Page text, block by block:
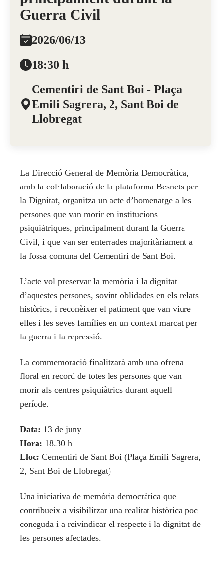
Guerra Civil
2026/06/13
18:30 h
Cementiri de Sant Boi - Plaça
Emili Sagrera, 2, Sant Boi de
Llobregat
La Direcció General de Memòria Democràtica,
amb la col·laboració de la plataforma Besnets per
la Dignitat, organitza un acte d’homenatge a les
persones que van morir en institucions
psiquiàtriques, principalment durant la Guerra
Civil, i que van ser enterrades majoritàriament a
la fossa comuna del Cementiri de Sant Boi.
L’acte vol preservar la memòria i la dignitat
d’aquestes persones, sovint oblidades en els relats
històrics, i reconèixer el patiment que van viure
elles i les seves famílies en un context marcat per
la guerra i la repressió.
La commemoració finalitzarà amb una ofrena
floral en record de totes les persones que van
morir als centres psiquiàtrics durant aquell
període.
Data: 13 de juny
Hora: 18.30 h
Lloc: Cementiri de Sant Boi (Plaça Emili Sagrera,
2, Sant Boi de Llobregat)
Una iniciativa de memòria democràtica que
contribueix a visibilitzar una realitat històrica poc
coneguda i a reivindicar el respecte i la dignitat de
les persones afectades.